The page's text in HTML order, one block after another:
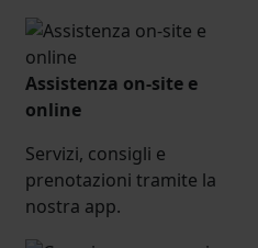
Assistenza on-site e
online
Servizi, consigli e
prenotazioni tramite la
nostra app.